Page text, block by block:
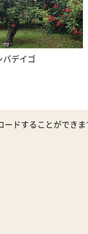
バデイゴ
ドすることができま